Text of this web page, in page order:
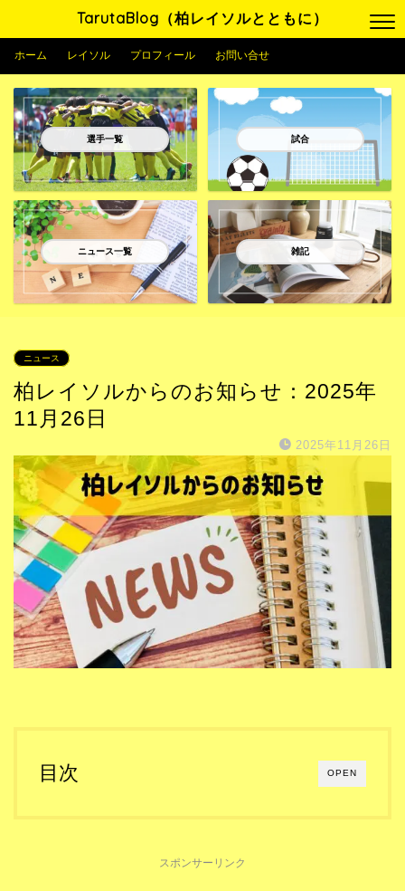
TarutaBlog（柏レイソルとともに）
ホーム レイソル プロフィール お問い合せ
選手一覧 試合
ニュース一覧 雑記
ニュース
柏レイソルからのお知らせ：2025年
11月26日
2025年11月26日
OPEN
目次
スポンサーリンク